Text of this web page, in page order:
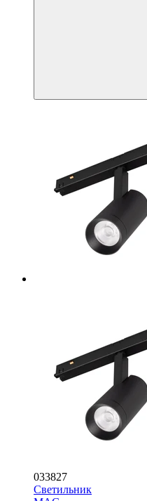
033827
Светильник